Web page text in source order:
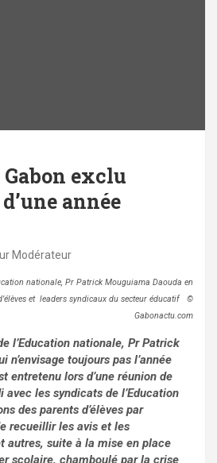
Gabon exclu
année
Modérateur
nationale, Pr Patrick Mouguiama Daouda en
et leaders syndicaux du secteur éducatif ©
Gabonactu.com
l’Education nationale, Pr Patrick
n’envisage toujours pas l’année
entretenu lors d’une réunion de
les syndicats de l’Education
des parents d’élèves par
recueillir les avis et les
autres, suite à la mise en place
scolaire, chamboulé par la crise